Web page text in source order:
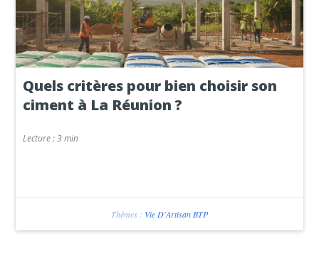
Quels critères pour bien choisir son
ciment à La Réunion ?
Lecture :3 min
Thèmes : Vie D'Artisan BTP